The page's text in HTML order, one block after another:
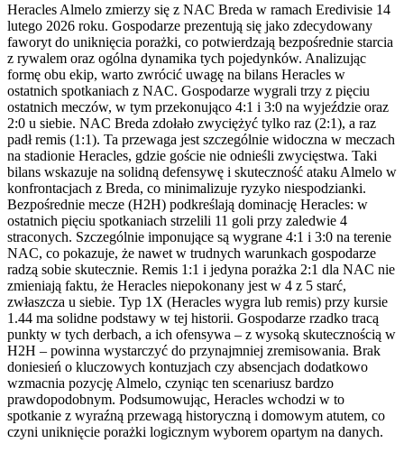
Heracles Almelo zmierzy się z NAC Breda w ramach Eredivisie 14
lutego 2026 roku. Gospodarze prezentują się jako zdecydowany
faworyt do uniknięcia porażki, co potwierdzają bezpośrednie starcia
z rywalem oraz ogólna dynamika tych pojedynków. Analizując
formę obu ekip, warto zwrócić uwagę na bilans Heracles w
ostatnich spotkaniach z NAC. Gospodarze wygrali trzy z pięciu
ostatnich meczów, w tym przekonująco 4:1 i 3:0 na wyjeździe oraz
2:0 u siebie. NAC Breda zdołało zwyciężyć tylko raz (2:1), a raz
padł remis (1:1). Ta przewaga jest szczególnie widoczna w meczach
na stadionie Heracles, gdzie goście nie odnieśli zwycięstwa. Taki
bilans wskazuje na solidną defensywę i skuteczność ataku Almelo w
konfrontacjach z Breda, co minimalizuje ryzyko niespodzianki.
Bezpośrednie mecze (H2H) podkreślają dominację Heracles: w
ostatnich pięciu spotkaniach strzelili 11 goli przy zaledwie 4
straconych. Szczególnie imponujące są wygrane 4:1 i 3:0 na terenie
NAC, co pokazuje, że nawet w trudnych warunkach gospodarze
radzą sobie skutecznie. Remis 1:1 i jedyna porażka 2:1 dla NAC nie
zmieniają faktu, że Heracles niepokonany jest w 4 z 5 starć,
zwłaszcza u siebie. Typ 1X (Heracles wygra lub remis) przy kursie
1.44 ma solidne podstawy w tej historii. Gospodarze rzadko tracą
punkty w tych derbach, a ich ofensywa – z wysoką skutecznością w
H2H – powinna wystarczyć do przynajmniej zremisowania. Brak
doniesień o kluczowych kontuzjach czy absencjach dodatkowo
wzmacnia pozycję Almelo, czyniąc ten scenariusz bardzo
prawdopodobnym. Podsumowując, Heracles wchodzi w to
spotkanie z wyraźną przewagą historyczną i domowym atutem, co
czyni uniknięcie porażki logicznym wyborem opartym na danych.